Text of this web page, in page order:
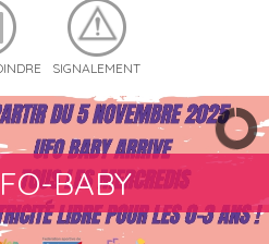
SIGNALEMENT
BABYNationale
Cohésion
Sport Santé
d'activités